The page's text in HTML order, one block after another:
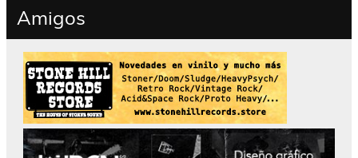
Amigos